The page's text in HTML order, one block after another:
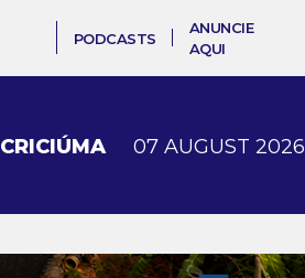
PODCASTS
ANUNCIE
AQUI
CRICIÚMA 07 AUGUST 2026